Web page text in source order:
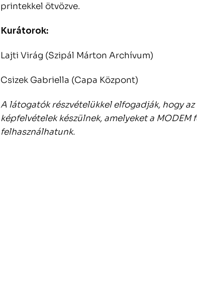
printekkel ötvözve.
Kurátorok:
Lajti Virág (Szipál Márton Archívum)
Csizek Gabriella (Capa Központ)
A látogatók részvételükkel elfogadják, hogy
képfelvételek készülnek, amelyeket a
felhasználhatunk.